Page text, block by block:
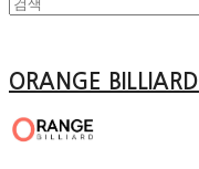
ORANGE BILLIARD